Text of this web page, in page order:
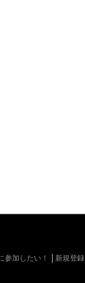
参加したい！ 新規登録